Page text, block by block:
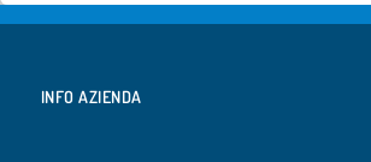
INFO AZIENDA